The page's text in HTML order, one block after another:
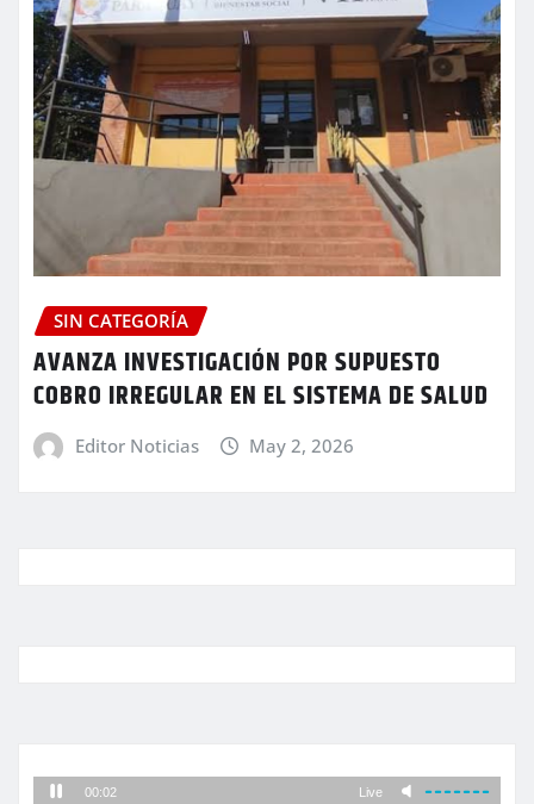
SIN CATEGORÍA
AVANZA INVESTIGACIÓN POR SUPUESTO
COBRO IRREGULAR EN EL SISTEMA DE SALUD
Editor Noticias May 2, 2026